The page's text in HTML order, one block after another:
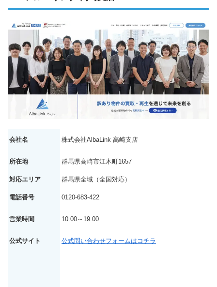
会社名 株式会社AlbaLink 高崎支店
所在地 群馬県高崎市江木町1657
対応エリア 群馬県全域（全国対応）
電話番号 0120-683-422
営業時間 10:00～19:00
公式サイト 公式問い合わせフォームはコチラ